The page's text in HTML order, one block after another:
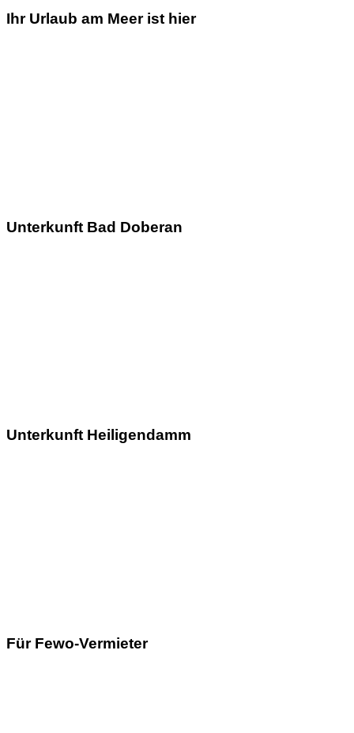
Ihr Urlaub am Meer ist hier
Unterkunft Bad Doberan
Unterkunft Heiligendamm
Für Fewo-Vermieter